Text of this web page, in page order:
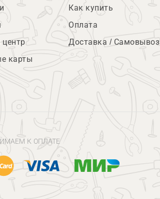
карты
Как купить
Оплата
Доставка / Самовывоз
К ОПЛАТЕ